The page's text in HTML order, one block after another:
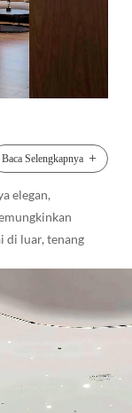
Baca Selengkapnya +
elegan,
di luar, tenang
produk
resin yang
secara efektif
jamur,
permukaan,